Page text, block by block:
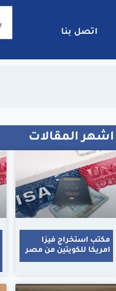
اتصل بنا
اشهر المقالات
مكتب استخراج فيزا
امريكا للكويتين من مصر